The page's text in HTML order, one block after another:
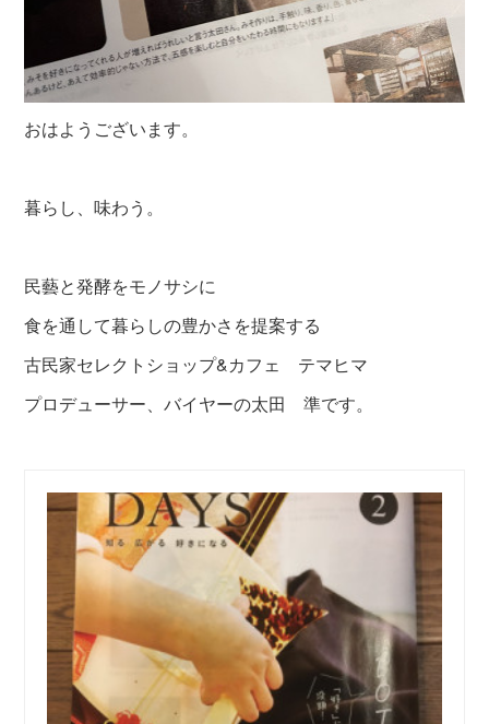
おはようございます。
暮らし、味わう。
民藝と発酵をモノサシに
食を通して暮らしの豊かさを提案する
古民家セレクトショップ&カフェ テマヒマ
プロデューサー、バイヤーの太田 準です。